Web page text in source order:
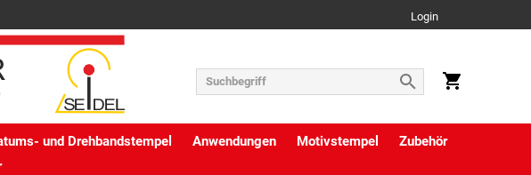
Login
und Drehbandstempel Anwendungen Motivstempel
Zubehör